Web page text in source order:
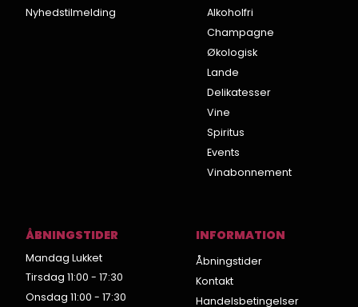
Nyhedstilmelding
Alkoholfri
Champagne
Økologisk
Lande
Delikatesser
Vine
Spiritus
Events
Vinabonnement
ÅBNINGSTIDER
Mandag Lukket
Tirsdag 11:00 - 17:30
Onsdag 11:00 - 17:30
INFORMATION
Åbningstider
Kontakt
Handelsbetingelser